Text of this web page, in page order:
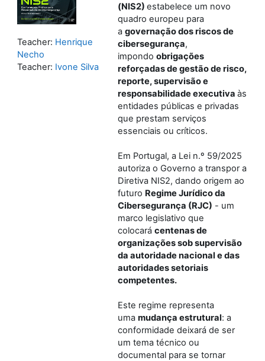
(NIS2) estabelece um novo
quadro europeu para
a governação dos riscos de
cibersegurança,
impondo obrigações
reforçadas de gestão de risco,
reporte, supervisão e
responsabilidade executiva às
entidades públicas e privadas
que prestam serviços
essenciais ou críticos.
Em Portugal, a Lei n.º 59/2025
autoriza o Governo a transpor a
Diretiva NIS2, dando origem ao
futuro Regime Jurídico da
Cibersegurança (RJC) - um
marco legislativo que
colocará centenas de
organizações sob supervisão
da autoridade nacional e das
autoridades setoriais
competentes.
Este regime representa
uma mudança estrutural: a
conformidade deixará de ser
um tema técnico ou
documental para se tornar
Teacher: Henrique
Necho
Teacher: Ivone Silva